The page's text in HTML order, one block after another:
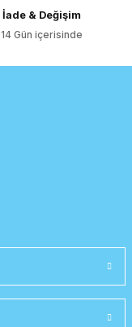
İade & Değişim
14 Gün içerisinde